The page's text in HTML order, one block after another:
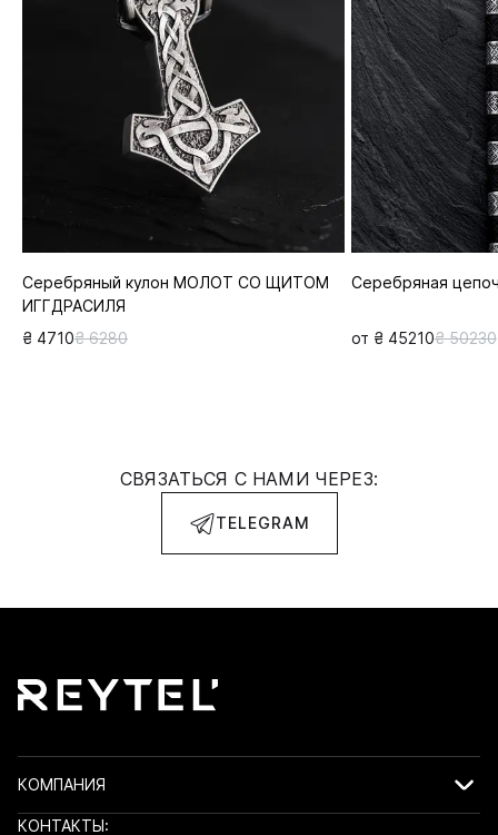
Серебряный кулон МОЛОТ СО ЩИТОМ
ИГГДРАСИЛЯ
₴ 4710₴ 6280
Серебряная
от ₴ 45210₴ 50230
СВЯЗАТЬСЯ С НАМИ ЧЕРЕЗ:
TELEGRAM
КОМПАНИЯ
КОНТАКТЫ: